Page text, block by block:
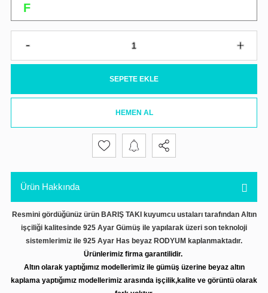
SEPETE EKLE
HEMEN AL
Ürün Hakkında
Resmini gördüğünüz ürün BARIŞ TAKI kuyumcu ustaları tarafından Altın
işçiliği kalitesinde 925 Ayar Gümüş ile yapılarak üzeri son teknoloji
sistemlerimiz ile 925 Ayar Has beyaz RODYUM kaplanmaktadır.
Ürünlerimiz firma garantilidir.
Altın olarak yaptığımız modellerimiz ile gümüş üzerine beyaz altın
kaplama yaptığımız modellerimiz arasında işçilik,kalite ve görüntü olarak